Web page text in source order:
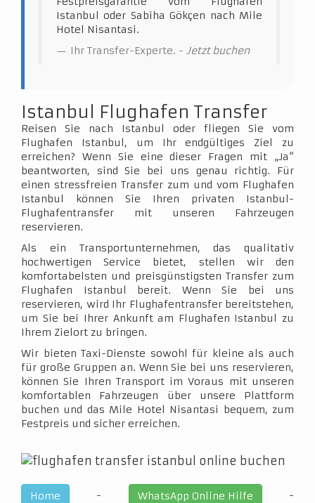
Istanbul oder Sabiha Gökçen nach Mile
Hotel Nisantasi.
Ihr Transfer-Experte. - Jetzt buchen
Istanbul Flughafen Transfer
Reisen Sie nach Istanbul oder fliegen Sie vom
Flughafen Istanbul, um Ihr endgültiges Ziel zu
erreichen? Wenn Sie eine dieser Fragen mit „Ja“
beantworten, sind Sie bei uns genau richtig. Für
einen stressfreien Transfer zum und vom Flughafen
Istanbul können Sie Ihren privaten Istanbul-
Flughafentransfer mit unseren Fahrzeugen
reservieren.
Als ein Transportunternehmen, das qualitativ
hochwertigen Service bietet, stellen wir den
komfortabelsten und preisgünstigsten Transfer zum
Flughafen Istanbul bereit. Wenn Sie bei uns
reservieren, wird Ihr Flughafentransfer bereitstehen,
um Sie bei Ihrer Ankunft am Flughafen Istanbul zu
Ihrem Zielort zu bringen.
Wir bieten Taxi-Dienste sowohl für kleine als auch
für große Gruppen an. Wenn Sie bei uns reservieren,
können Sie Ihren Transport im Voraus mit unseren
komfortablen Fahrzeugen über unsere Plattform
buchen und das Mile Hotel Nisantasi bequem, zum
Festpreis und sicher erreichen.
Home - WhatsApp Online Hilfe
-